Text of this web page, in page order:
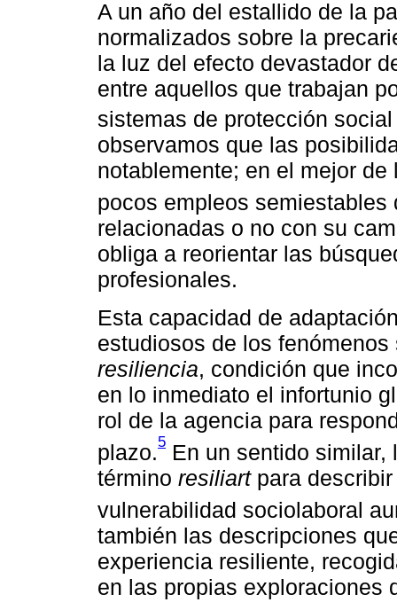
A un año del estallido de la
normalizados sobre la
la luz del efecto devastador
entre aquellos que trabajan
sistemas de protección social
observamos que las
notablemente; en el mejor
pocos empleos semiestables
relacionadas o no con su
obliga a reorientar las
profesionales.
Esta capacidad de
estudiosos de los
resiliencia, condición que
en lo inmediato el infortunio
rol de la agencia para
plazo.5 En un sentido
término resiliartpara describir
vulnerabilidad sociolaboral
también las descripciones
experiencia resiliente,
en las propias exploraciones